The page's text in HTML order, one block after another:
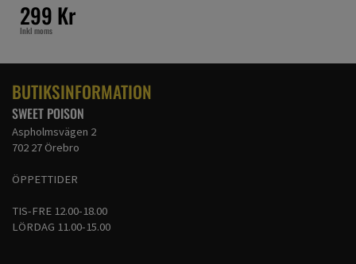
299 Kr
Inkl moms
BUTIKSINFORMATION
SWEET POISON
Aspholmsvägen 2
702 27 Örebro
ÖPPETTIDER
TIS-FRE 12.00-18.00
LÖRDAG 11.00-15.00